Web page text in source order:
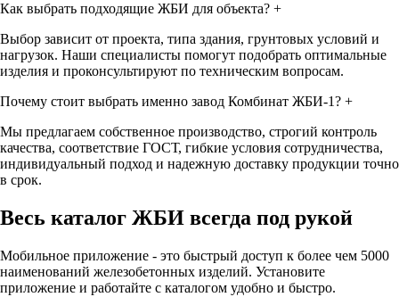
Как выбрать подходящие ЖБИ для объекта? +
Выбор зависит от проекта, типа здания, грунтовых условий и
нагрузок. Наши специалисты помогут подобрать оптимальные
изделия и проконсультируют по техническим вопросам.
Почему стоит выбрать именно завод Комбинат ЖБИ-1? +
Мы предлагаем собственное производство, строгий контроль
качества, соответствие ГОСТ, гибкие условия сотрудничества,
индивидуальный подход и надежную доставку продукции точно
в срок.
Весь каталог ЖБИ всегда под рукой
Мобильное приложение - это быстрый доступ к более чем 5000
наименований железобетонных изделий. Установите
приложение и работайте с каталогом удобно и быстро.